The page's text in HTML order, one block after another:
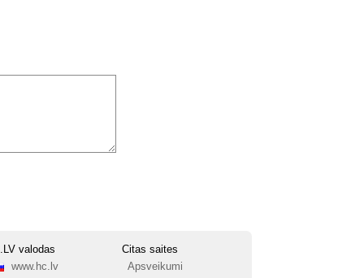
valodas
www.hc.lv
Citas saites
Apsveikumi